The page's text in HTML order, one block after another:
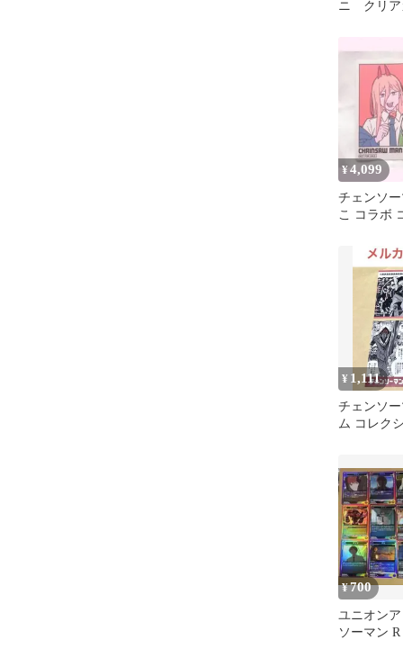
ニ クリア
¥4,099
チェンソ
こ コラボ
¥ 1,111
チェンソ
ム コレク
¥700
ユニオン
ソーマン